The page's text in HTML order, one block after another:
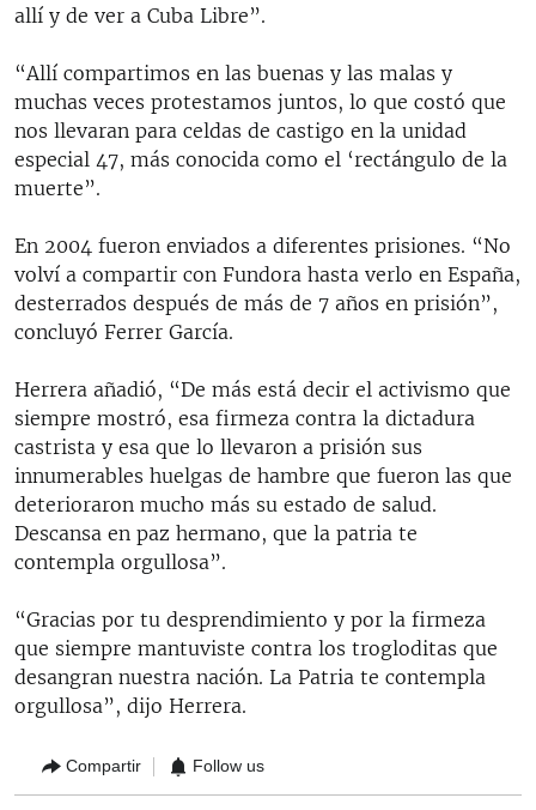
allí y de ver a Cuba Libre”.
“Allí compartimos en las buenas y las malas y
muchas veces protestamos juntos, lo que costó que
nos llevaran para celdas de castigo en la unidad
especial 47, más conocida como el ‘rectángulo de la
muerte”.
En 2004 fueron enviados a diferentes prisiones. “No
volví a compartir con Fundora hasta verlo en España,
desterrados después de más de 7 años en prisión”,
concluyó Ferrer García.
Herrera añadió, “De más está decir el activismo que
siempre mostró, esa firmeza contra la dictadura
castrista y esa que lo llevaron a prisión sus
innumerables huelgas de hambre que fueron las que
deterioraron mucho más su estado de salud.
Descansa en paz hermano, que la patria te
contempla orgullosa”.
“Gracias por tu desprendimiento y por la firmeza
que siempre mantuviste contra los trogloditas que
desangran nuestra nación. La Patria te contempla
orgullosa”, dijo Herrera.
Compartir Follow us